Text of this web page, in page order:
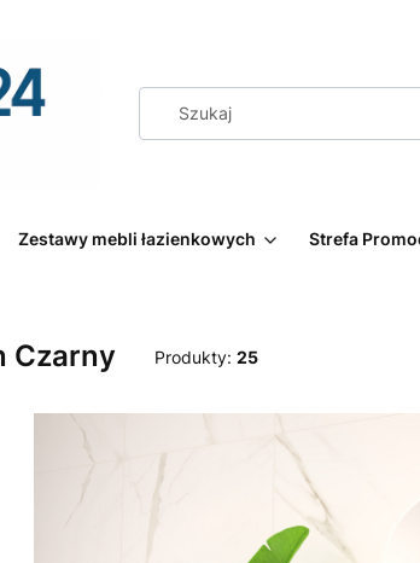
Zestawy mebli łazienkowych Strefa
Czarny Produkty: 25